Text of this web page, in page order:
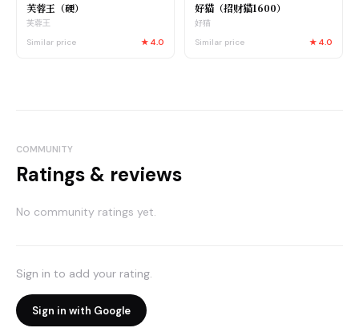
芙蓉王（硬）
芙蓉王
Similar price
★ 4.0
好猫（招财猫1600）
好猫
Similar price
★ 4.0
COMMUNITY
Ratings & reviews
No community ratings yet.
Sign in to add your rating.
Sign in with Google